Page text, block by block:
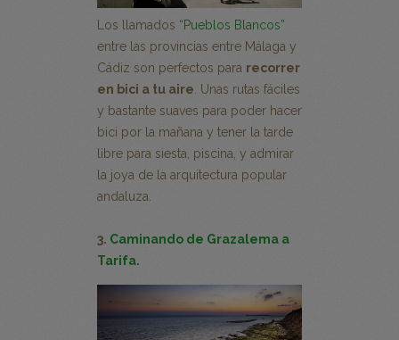
Los llamados “Pueblos Blancos”
entre las provincias entre Málaga y
Cádiz son perfectos para recorrer
en bici a tu aire . Unas rutas fáciles
y bastante suaves para poder hacer
bici por la mañana y tener la tarde
libre para siesta, piscina, y admirar
la joya de la arquitectura popular
andaluza.
3. Caminando de Grazalema a
Tarifa.